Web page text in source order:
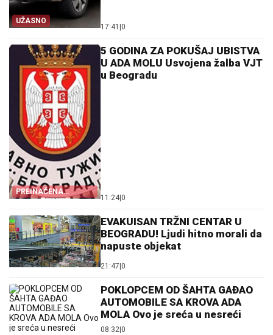
UŽASNO
17:41 0
PREINAČENA
PRESUDA
5 GODINA ZA POKUŠAJ UBISTVA
U ADA MOLU Usvojena žalba VJT
u Beogradu
11:24 0
EVAKUISAN TRŽNI CENTAR U
BEOGRADU! Ljudi hitno morali da
napuste objekat
21:47 0
POKLOPCEM OD ŠAHTA GAĐAO
AUTOMOBILE SA KROVA ADA
MOLA Ovo je sreća u nesreći
08:32 0